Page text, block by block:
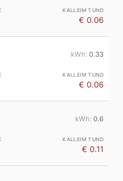
€ 0.06
0.33
€ 0.06
0.6
€ 0.11